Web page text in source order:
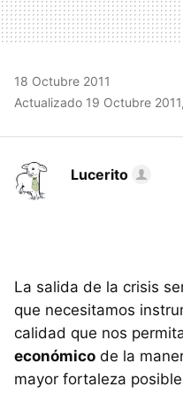
18 Octubre 2011
Actualizado 19 Octubre
Lucerito
La salida de la crisis
que necesitamos
calidad que nos
económico de la
mayor fortaleza